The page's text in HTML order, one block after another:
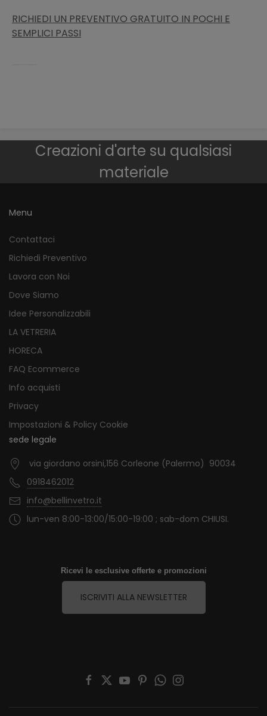
RICHIEDI UN PREVENTIVO GRATUITO IN POCHI E
SEMPLICI PASSI
Creazioni d'arte su qualsiasi
materiale
Menu
Contattaci
Richiedi Preventivo
Lavora con Noi
Dove Siamo
Idee Personalizzabili
LA VETRERIA
HORECA
FAQ Ecommerce
Info acquisti
Privacy
Impostazioni & Policy Cookie
sede legale
via giordano orsini,156 Corleone (Palermo) 90034
0918462012
info@bellinvetro.it
lun-ven 8:00-13:00/15:00-19:00 ; sab-dom CHIUSI.
Ricevi le esclusive offerte e promozioni
ISCRIVITI ALLA NEWSLETTER